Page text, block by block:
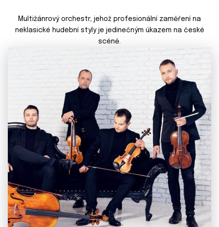
Multižánrový orchestr, jehož profesionální zaměření na
neklasické hudební styly je jedinečným úkazem na české
scéně.